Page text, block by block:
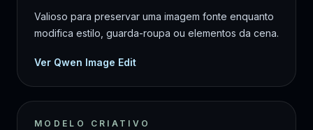
Valioso para preservar uma imagem fonte enquanto
modifica estilo, guarda-roupa ou elementos da cena.
Ver Qwen Image Edit
MODELO CRIATIVO